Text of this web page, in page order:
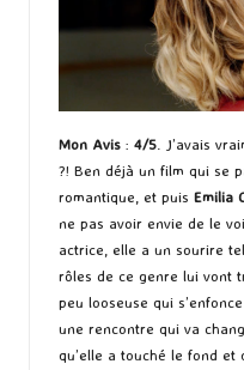
Mon Avis : 4/5 . J’avais
?! Ben déjà un film qui se
romantique, et puis Emilia
ne pas avoir envie de le
actrice, elle a un sourire
rôles de ce genre lui vont
peu looseuse qui
une rencontre qui va
qu’elle a touché le fond et